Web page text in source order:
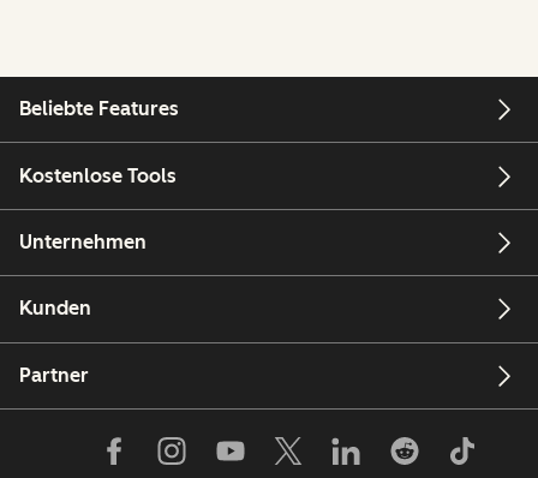
Beliebte Features
Kostenlose Tools
Unternehmen
Kunden
Partner